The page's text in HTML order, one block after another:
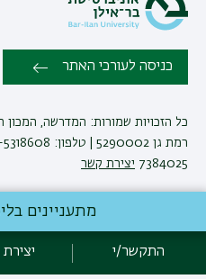
כניסה לעורכי האתר
כל הזכויות שמורות: המדרשה, המכון
7384025 יצירת קשר
אגף תקשוב, אוניברסיטת בר-
אקדימה בר-אילן
מתעניינים
התקשר/י